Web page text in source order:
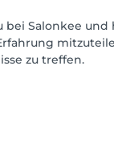
bei Salonkee
zu treffen.